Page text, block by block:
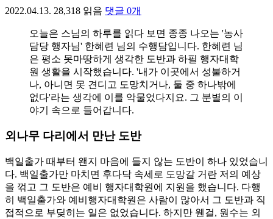
2022.04.13. 28,318 읽음 댓글 0개
오늘은 스님의 하루를 읽다 보면 종종 나오는 '농사
담당 행자님' 한혜련 님의 수행담입니다. 한혜련 님
은 평소 못마땅하게 생각한 도반과 하필 행자대학
원 생활을 시작했습니다. '내가 이곳에서 성불하거
나, 아니면 못 견디고 도망치거나, 둘 중 하나밖에
없다'라는 생각에 이를 악물었다지요. 그 분별의 이
야기 속으로 들어갑니다.
외나무 다리에서 만난 도반
백일출가 때부터 왠지 마음에 들지 않는 도반이 하나 있었습니
다. 백일출가만 마치면 후다닥 속세로 도망갈 거란 저의 예상
을 꺾고 그 도반은 예비 행자대학원에 지원을 했습니다. 다행
히 백일출가와 예비행자대학원은 사람이 많아서 그 도반과 직
접적으로 부딪히는 일은 없었습니다. 하지만 웬걸, 원수는 외